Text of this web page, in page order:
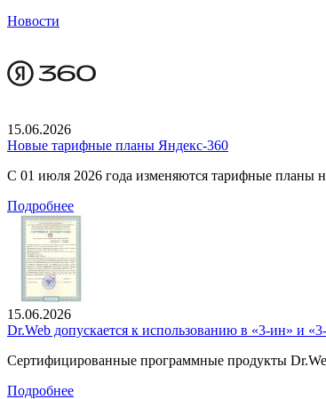
Новости
15.06.2026
Новые тарифные планы Яндекс-360
С 01 июля 2026 года изменяются тарифные
Подробнее
15.06.2026
Dr.Web допускается к использованию в «3-ин» и
Сертифицированные программные продукты
Подробнее